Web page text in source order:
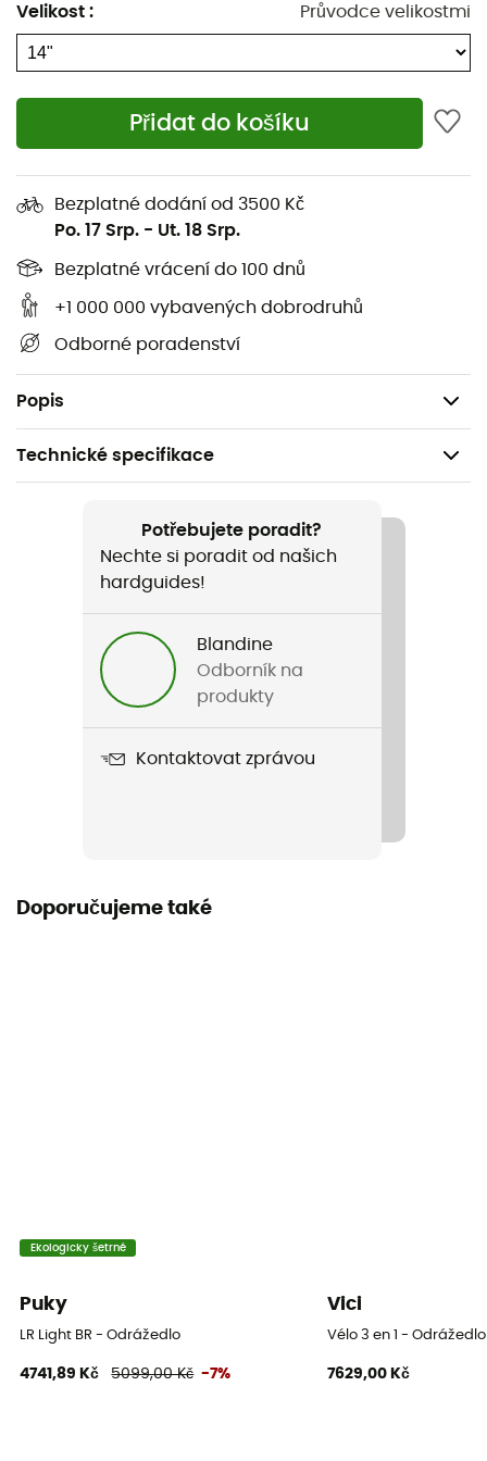
Velikost : Průvodce velikostmi
Přidat do košíku
Bezplatné dodání od 3500 Kč
Po. 17 Srp. - Ut. 18 Srp.
Bezplatné vrácení do 100 dnů
+1 000 000 vybavených dobrodruhů
Odborné poradenství
Popis
Rozměr kol: 14 palců (≈ 254 mm)
Typ pneumatik: pneumatiky, navrženy pro tlumení
a vynikající trakci
Použití: konverze modelu 12″ na 14″ nebo výměna
opotřebovaných pneumatik
pro snadnou adaptaci
Dodáváno v páru: sada dvou pneumatik/kol, přední
a zadní
ráfcích (dětský segment)
Původ: uznávaná výroba PUKY (Vyrobeno v Evropě)
Technické specifikace
Puky Next Set 14
Potřebujete poradit?
Nechte si poradit od našich
hardguides!
Blandine
Odborník na
produkty
Kontaktovat zprávou
Doporučujeme také
Ekologicky šetrné
Puky
LR Light BR - Odrážedlo
4741,89 Kč 5099,00 Kč -7%
Vici
Vélo 3 en 1 - Odrážedlo
7629,00 Kč